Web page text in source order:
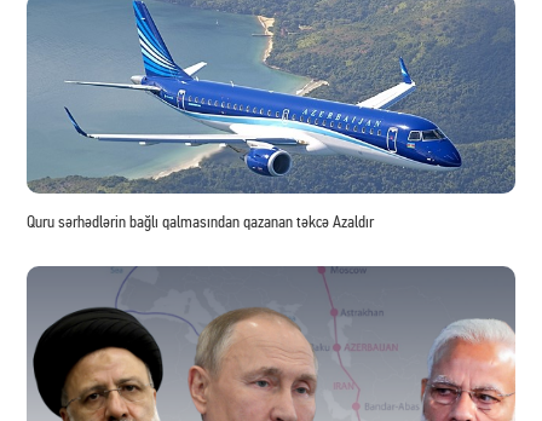
Quru sərhədlərin bağlı qalmasından qazanan təkcə Azaldır